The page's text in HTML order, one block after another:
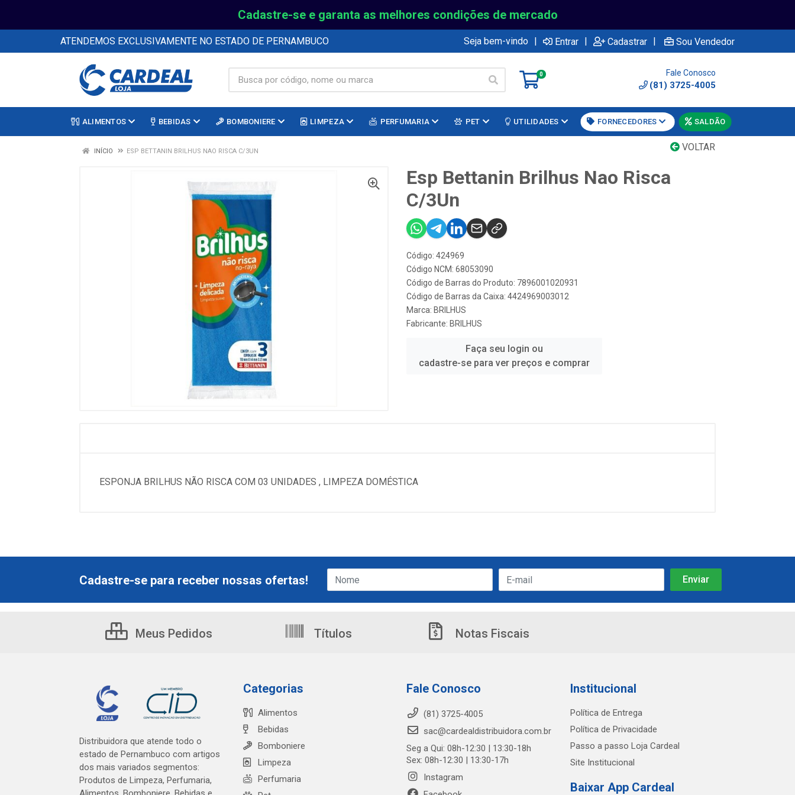
Cadastre-se e garanta as melhores condições de mercado
ATENDEMOS EXCLUSIVAMENTE NO ESTADO DE PERNAMBUCO Seja bem-vindo | Entrar | Cadastrar | Sou Vendedor
0 Fale Conosco
(81) 3725-4005
ALIMENTOS BEBIDAS BOMBONIERE LIMPEZA PERFUMARIA PET UTILIDADES FORNECEDORES SALDÃO
VOLTAR
INÍCIO ESP BETTANIN BRILHUS NAO RISCA C/3UN
Esp Bettanin Brilhus Nao Risca
C/3Un
Código: 424969
Código NCM: 68053090
Código de Barras do Produto: 7896001020931
Código de Barras da Caixa: 4424969003012
Marca: BRILHUS
Fabricante: BRILHUS
Faça seu login ou
cadastre-se para ver preços e comprar
ESPONJA BRILHUS NÃO RISCA COM 03 UNIDADES , LIMPEZA DOMÉSTICA
Cadastre-se para receber nossas ofertas!
Meus Pedidos Títulos Notas Fiscais
Distribuidora que atende todo o
estado de Pernambuco com artigos
dos mais variados segmentos:
Produtos de Limpeza, Perfumaria,
Categorias
Alimentos
Bebidas
Bomboniere
Limpeza
Perfumaria
Fale Conosco
(81) 3725-4005
sac@cardealdistribuidora.com.br
Seg a Qui: 08h-12:30 | 13:30-18h
Sex: 08h-12:30 | 13:30-17h
Instagram
Institucional
Política de Entrega
Política de Privacidade
Passo a passo Loja Cardeal
Site Institucional
Baixar App Cardeal